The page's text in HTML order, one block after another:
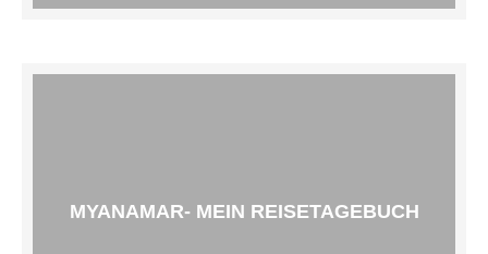
MYANAMAR- MEIN REISETAGEBUCH